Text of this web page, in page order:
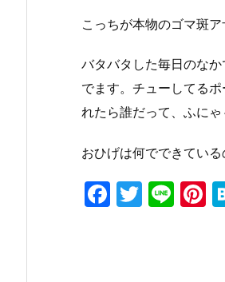
こっちが本物のゴマ斑
バタバタした毎日のな
でます。チューしてる
れたら誰だって、ふに
おひげは何でできている
F
T
Li